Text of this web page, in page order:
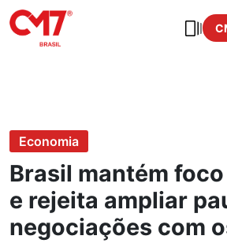
Economia
Brasil mantém
e rejeita ampliar
negociações com